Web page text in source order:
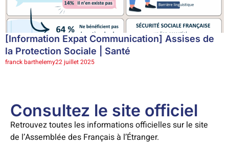
[Information Expat Communication] Assises de
la Protection Sociale | Santé
franck barthelemy22 juillet 2025
Consultez le site officiel
Retrouvez toutes les informations officielles sur le site
de l’Assemblée des Français à l’Étranger.